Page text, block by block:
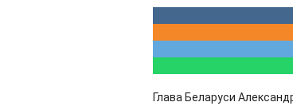
Глава Беларуси